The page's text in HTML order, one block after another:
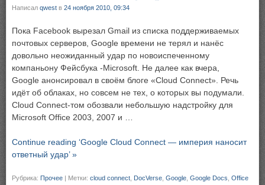
Написал qwest в 24 ноября 2010, 09:34
Пока Facebook вырезал Gmail из списка поддерживаемых
почтовых серверов, Google времени не терял и нанёс
довольно неожиданный удар по новоиспеченному
компаньону Фейсбука -Microsoft. Не далее как вчера,
Google анонсировал в своём блоге «Cloud Connect». Речь
идёт об облаках, но совсем не тех, о которых вы подумали.
Cloud Connect-том обозвали небольшую надстройку для
Microsoft Office 2003, 2007 и …
Continue reading ‘Google Cloud Connect — империя наносит
ответный удар’ »
Рубрика: Прочее | Метки: cloud connect DocVerse Google Google Docs Office